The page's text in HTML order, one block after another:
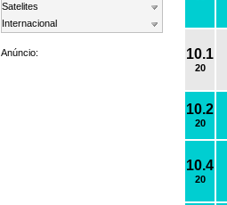
Satelites
Internacional
Anúncio: 10.1
20
10.2
20
10.4
20